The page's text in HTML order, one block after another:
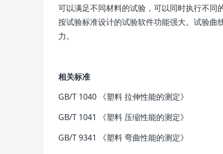
可以满足不同材料的试验，可以同时执行不
按试验标准设计的试验软件功能强大。试验
力。
相关标准
GB/T 1040 《塑料 拉伸性能的测定》
GB/T 1041 《塑料 压缩性能的测定》
GB/T 9341 《塑料 弯曲性能的测定》